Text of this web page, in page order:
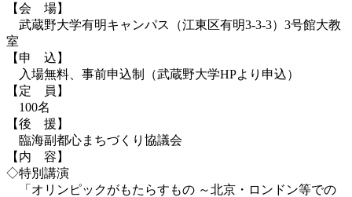
【会 場】
武蔵野大学有明キャンパス（江東区有明3-3-3）3号館大教
室
【申 込】
入場無料、事前申込制（武蔵野大学HPより申込）
【定 員】
100名
【後 援】
臨海副都心まちづくり協議会
【内 容】
◇特別講演
「オリンピックがもたらすもの ～北京・ロンドン等での